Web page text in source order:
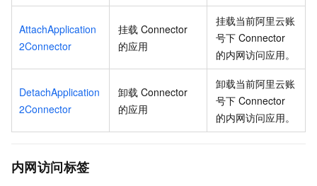
AttachApplication
2Connector
挂载 Connector
的应用
挂载当前阿里云账
号下 Connector
的内网访问应用。
DetachApplication
2Connector
卸载 Connector
的应用
卸载当前阿里云账
号下 Connector
的内网访问应用。
内网访问标签